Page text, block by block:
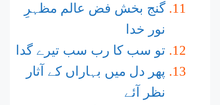
گنج بخش فض عالم مظہرِ
نور خدا
تو سب کا رب سب تیرے گدا
پھر دل میں بہاراں کے آثار
نظر آئے